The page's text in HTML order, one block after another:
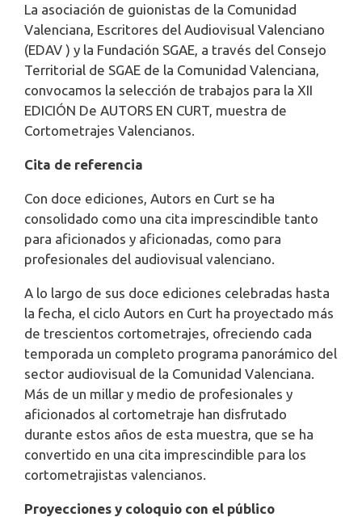
La asociación de guionistas de la Comunidad
Valenciana, Escritores del Audiovisual Valenciano
(EDAV ) y la Fundación SGAE, a través del Consejo
Territorial de SGAE de la Comunidad Valenciana,
convocamos la selección de trabajos para la XII
EDICIÓN De AUTORS EN CURT, muestra de
Cortometrajes Valencianos.
Cita de referencia
Con doce ediciones, Autors en Curt se ha
consolidado como una cita imprescindible tanto
para aficionados y aficionadas, como para
profesionales del audiovisual valenciano.
A lo largo de sus doce ediciones celebradas hasta
la fecha, el ciclo Autors en Curt ha proyectado más
de trescientos cortometrajes, ofreciendo cada
temporada un completo programa panorámico del
sector audiovisual de la Comunidad Valenciana.
Más de un millar y medio de profesionales y
aficionados al cortometraje han disfrutado
durante estos años de esta muestra, que se ha
convertido en una cita imprescindible para los
cortometrajistas valencianos.
Proyecciones y coloquio con el público